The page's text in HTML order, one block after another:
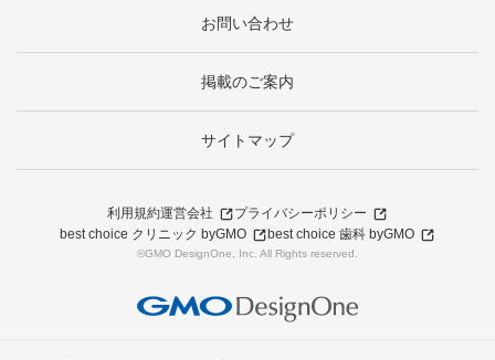
お問い合わせ
掲載のご案内
サイトマップ
利用規約運営会社
プライバシーポリシー
best choice クリニック byGMO
best choice 歯科 byGMO
©GMO DesignOne, Inc. All Rights reserved.